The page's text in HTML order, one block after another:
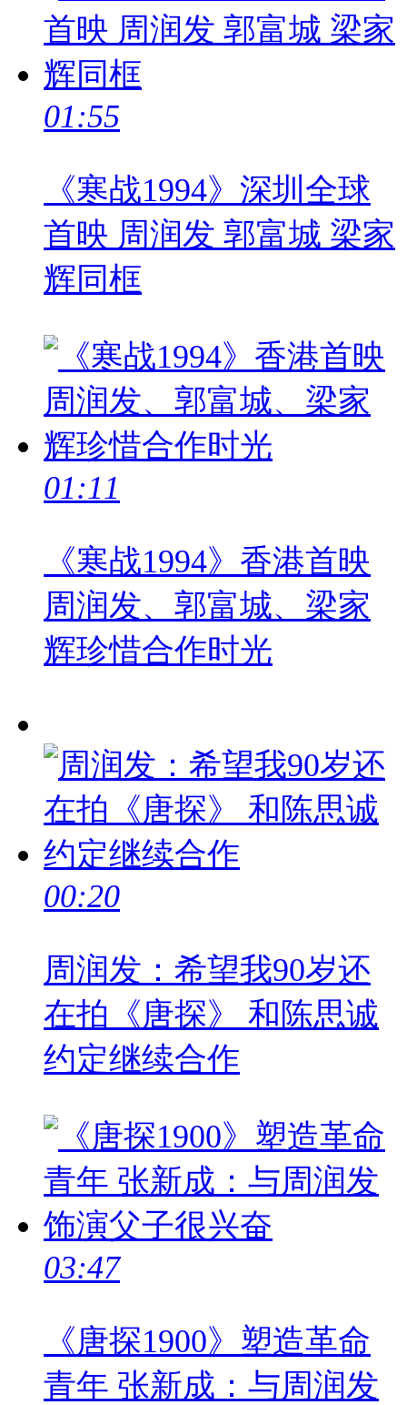
01:55
《寒战1994》深圳全球
首映 周润发 郭富城 梁家
辉同框
01:11
《寒战1994》香港首映
周润发、郭富城、梁家
辉珍惜合作时光
00:20
周润发：希望我90岁还
在拍《唐探》 和陈思诚
约定继续合作
03:47
《唐探1900》塑造革命
青年 张新成：与周润发